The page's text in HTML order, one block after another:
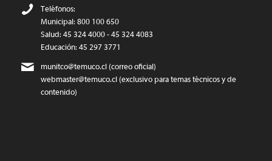
Teléfonos:
Municipal: 800 100 650
Salud: 45 324 4000 - 45 324 4083
Educación: 45 297 3771
munitco@temuco.cl(correo oficial)
webmaster@temuco.cl(exclusivo para temas técnicos y de
contenido)